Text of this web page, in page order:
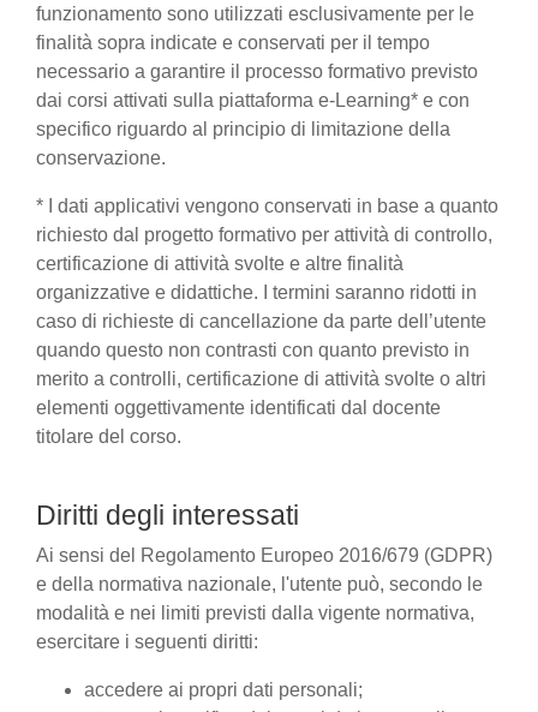
funzionamento sono utilizzati esclusivamente per le
finalità sopra indicate e conservati per il tempo
necessario a garantire il processo formativo previsto
dai corsi attivati sulla piattaforma e-Learning* e con
specifico riguardo al principio di limitazione della
conservazione.
* I dati applicativi vengono conservati in base a quanto
richiesto dal progetto formativo per attività di controllo,
certificazione di attività svolte e altre finalità
organizzative e didattiche. I termini saranno ridotti in
caso di richieste di cancellazione da parte dell’utente
quando questo non contrasti con quanto previsto in
merito a controlli, certificazione di attività svolte o altri
elementi oggettivamente identificati dal docente
titolare del corso.
Diritti degli interessati
Ai sensi del Regolamento Europeo 2016/679 (GDPR)
e della normativa nazionale, l'utente può, secondo le
modalità e nei limiti previsti dalla vigente normativa,
esercitare i seguenti diritti:
accedere ai propri dati personali;